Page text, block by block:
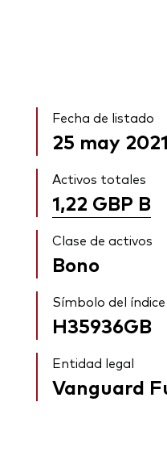
Fecha de listado
25 may 2021
Activos totales
1,22 GBP B
Clase de activos
Bono
Símbolo del índice
H35936GB
Entidad legal
Vanguard